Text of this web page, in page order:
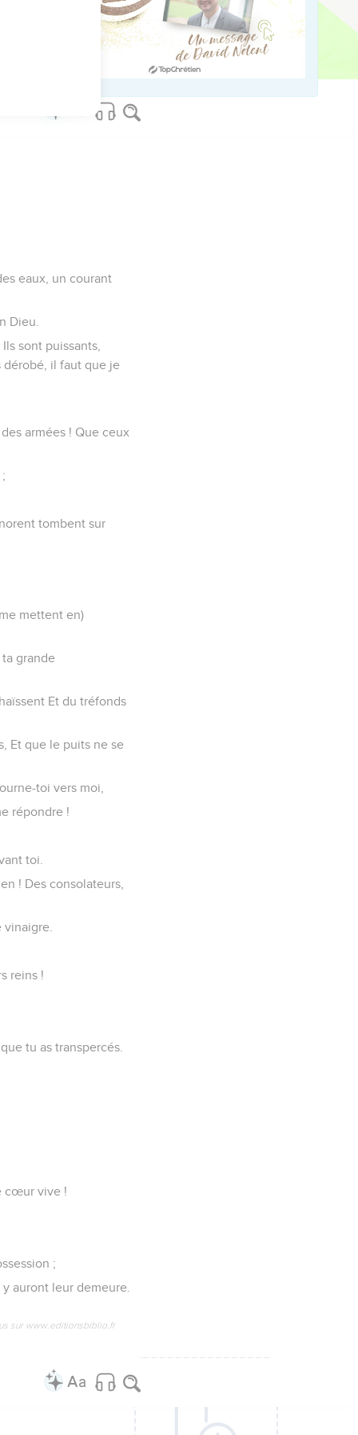
sur www.editionsbiblio.fr
eaux, un courant
Dieu.
sont puissants,
dérobé, il faut que je
armées ! Que ceux
tombent sur
mettent en)
ta grande
Et du tréfonds
Et que le puits ne se
toi vers moi,
répondre !
toi.
! Des consolateurs,
vinaigre.
reins !
tu as transpercés.
cœur vive !
;
auront leur demeure.
sur www.editionsbiblio.fr